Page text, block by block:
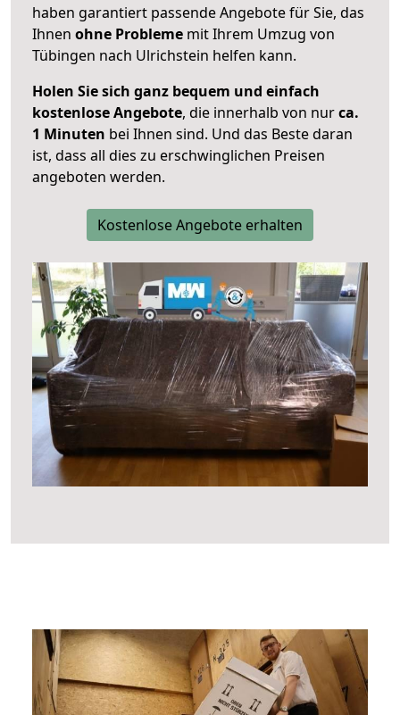
haben garantiert passende Angebote für Sie, das
Ihnen ohne Probleme mit Ihrem Umzug von
Tübingen nach Ulrichstein helfen kann.
Holen Sie sich ganz bequem und einfach
kostenlose Angebote, die innerhalb von nurca.
1 Minuten bei Ihnen sind. Und das Beste daran
ist, dass all dies zu erschwinglichen Preisen
angeboten werden.
Kostenlose Angebote erhalten